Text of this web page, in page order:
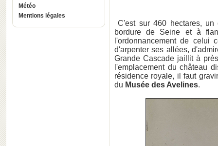
Météo
Mentions légales
C'est sur 460 hectares,
bordure de Seine et à
l'ordonnancement de celui
d'arpenter ses allées,
Grande Cascade jaillit à
l'emplacement du château
résidence royale, il faut
du Musée des Avelines.